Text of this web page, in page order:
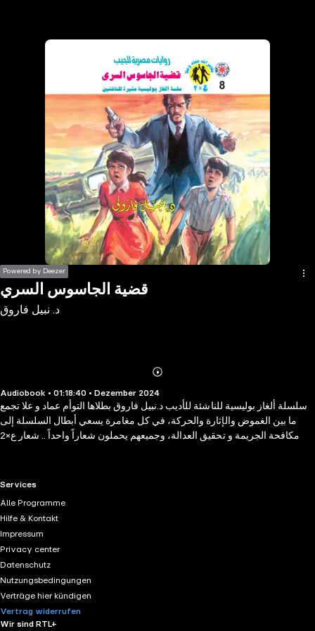
Powered by Deezer
قضية الجاسوس السري
د. نبيل فاروق
Mehr
Details
Audiobook • 01:18:40 • Dezember 2024
سلسلة ألغاز بوليسية للناشئة للأديب د.نبيل فاروق بطلاها التوأم عماد و علا تجمع
ما بين الغموض والإثارة والحركة، في كل مغامرة يسعي أبطال السلسلة إلى
مكافحة الجريمة و تحقيق العدالة، وجميعهم يحملون شعاراً واحداً .. شعار ع×2
RTL+ useful links.
Services
Alle Programme
Hilfe & Kontakt
Impressum
Privacy center
Datenschutz
Nutzungsbedingungen
Verträge hier kündigen
Vertrag widerrufen
Wir sind RTL+